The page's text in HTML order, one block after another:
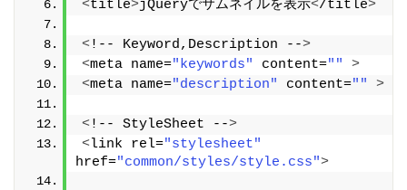
<title>jQueryでサムネイルを表示</title>
<!-- Keyword,Description -->
<meta name="keywords" content=""
>
<meta name="description" content="" >
<!-- StyleSheet -->
<link rel="stylesheet"
href="common/styles/style.css">